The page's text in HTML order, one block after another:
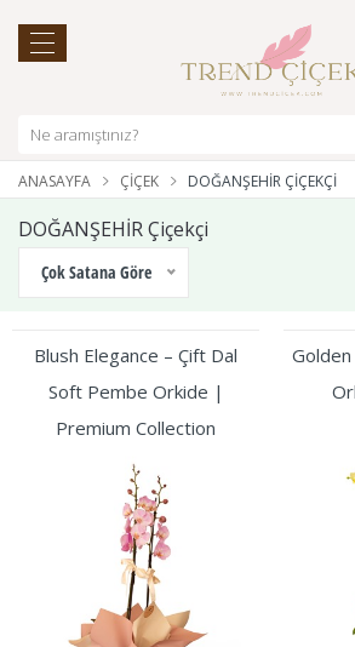
ANASAYFA ÇIÇEK DOĞANŞEHİR ÇIÇEKÇI
DOĞANŞEHİR Çiçekçi
Çok Satana Göre
Blush Elegance – Çift Dal
Soft Pembe Orkide |
Premium Collection
Golden